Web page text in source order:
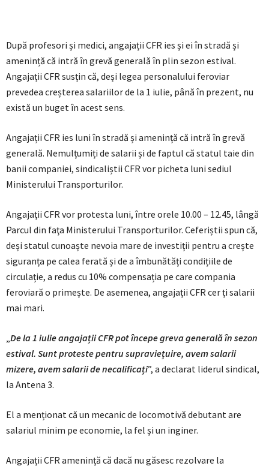
După profesori și medici, angajații CFR ies și ei în stradă și
amenință că intră în grevă generală în plin sezon estival.
Angajații CFR susțin că, deși legea personalului feroviar
prevedea creșterea salariilor de la 1 iulie, până în prezent, nu
există un buget în acest sens.
Angajații CFR ies luni în stradă și amenință că intră în grevă
generală. Nemulțumiți de salarii și de faptul că statul taie din
banii companiei, sindicaliștii CFR vor picheta luni sediul
Ministerului Transporturilor.
Angajaţii CFR vor protesta luni, între orele 10.00 – 12.45, lângă
Parcul din faţa Ministerului Transporturilor. Ceferiștii spun că,
deși statul cunoaște nevoia mare de investiții pentru a crește
siguranța pe calea ferată și de a îmbunătăți condițiile de
circulație, a redus cu 10% compensația pe care compania
feroviară o primește. De asemenea, angajații CFR cer ți salarii
mai mari.
„De la 1 iulie angajații CFR pot începe greva generală în sezon
estival. Sunt proteste pentru supraviețuire, avem salarii
mizere, avem salarii de necalificați”, a declarat liderul sindical,
la Antena 3.
El a menționat că un mecanic de locomotivă debutant are
salariul minim pe economie, la fel și un inginer.
Angajații CFR amenință că dacă nu găsesc rezolvare la